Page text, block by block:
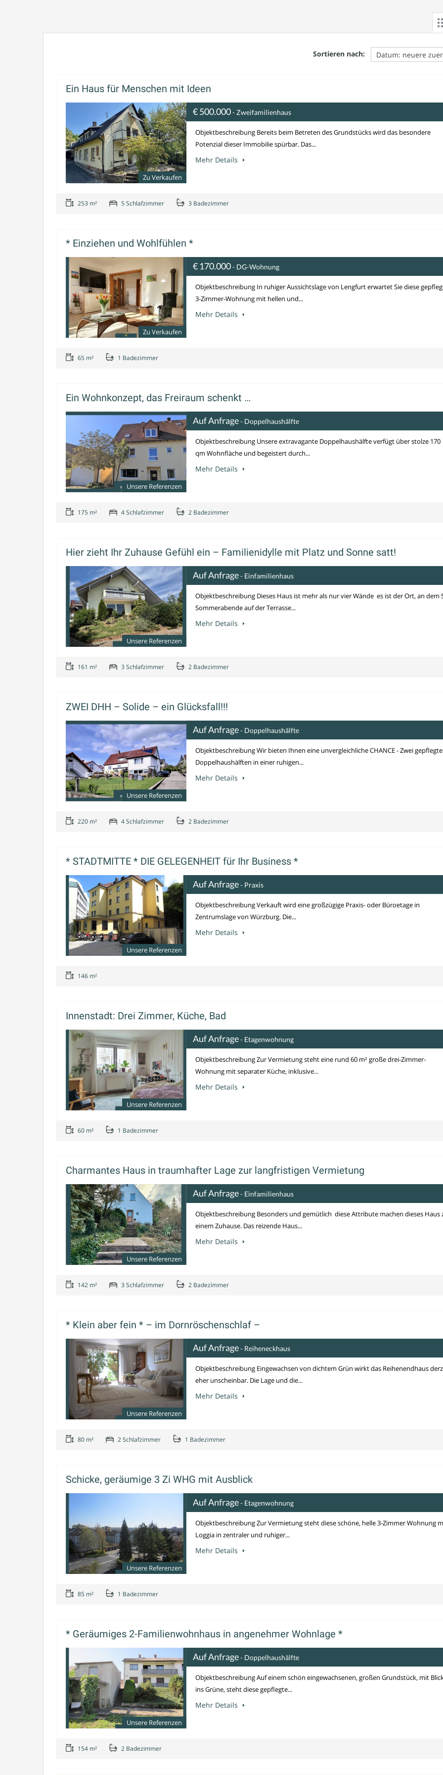
Mondao
Sortieren nach:
Ein Haus für Menschen mit Ideen
Zu Verkaufen
€ 500.000- Zweifamilienhaus
Objektbeschreibung Bereits beim Betreten des Grundstücks wird das besondere
Potenzial dieser Immobilie spürbar. Das...
Mehr Details
253 m² 5 Schlafzimmer 3 Badezimmer
* Einziehen und Wohlfühlen *
Zu Verkaufen
€ 170.000- DG-Wohnung
Objektbeschreibung In ruhiger Aussichtslage von Lengfurt erwartet Sie diese
3-Zimmer-Wohnung mit hellen und...
Mehr Details
65 m² 1 Badezimmer
Ein Wohnkonzept, das Freiraum schenkt …
Unsere Referenzen
Auf Anfrage- Doppelhaushälfte
Objektbeschreibung Unsere extravagante Doppelhaushälfte verfügt über stolze 170
qm Wohnfläche und begeistert durch...
Mehr Details
175 m² 4 Schlafzimmer 2 Badezimmer
Hier zieht Ihr Zuhause Gefühl ein – Familienidylle mit Platz und Sonne satt!
Unsere Referenzen
Auf Anfrage- Einfamilienhaus
Objektbeschreibung Dieses Haus ist mehr als nur vier Wände  es ist der Ort, an dem
Sommerabende auf der Terrasse...
Mehr Details
161 m² 3 Schlafzimmer 2 Badezimmer
ZWEI DHH – Solide – ein Glücksfall!!!
Unsere Referenzen
Auf Anfrage- Doppelhaushälfte
Objektbeschreibung Wir bieten Ihnen eine unvergleichliche CHANCE - Zwei gepflegte
Doppelhaushälften in einer ruhigen...
Mehr Details
220 m² 4 Schlafzimmer 2 Badezimmer
* STADTMITTE * DIE GELEGENHEIT für Ihr Business *
Unsere Referenzen
Auf Anfrage- Praxis
Objektbeschreibung Verkauft wird eine großzügige Praxis- oder Büroetage in
Zentrumslage von Würzburg. Die...
Mehr Details
146 m²
Innenstadt: Drei Zimmer, Küche, Bad
Unsere Referenzen
Auf Anfrage- Etagenwohnung
Objektbeschreibung Zur Vermietung steht eine rund 60 m² große drei-Zimmer-
Wohnung mit separater Küche, inklusive...
Mehr Details
60 m² 1 Badezimmer
Charmantes Haus in traumhafter Lage zur langfristigen Vermietung
Unsere Referenzen
Auf Anfrage- Einfamilienhaus
Objektbeschreibung Besonders und gemütlich  diese Attribute machen dieses Haus
einem Zuhause. Das reizende Haus...
Mehr Details
142 m² 3 Schlafzimmer 2 Badezimmer
* Klein aber fein * – im Dornröschenschlaf –
Unsere Referenzen
Auf Anfrage- Reiheneckhaus
Objektbeschreibung Eingewachsen von dichtem Grün wirkt das Reihenendhaus
eher unscheinbar. Die Lage und die...
Mehr Details
80 m² 2 Schlafzimmer 1 Badezimmer
Schicke, geräumige 3 Zi WHG mit Ausblick
Unsere Referenzen
Auf Anfrage- Etagenwohnung
Objektbeschreibung Zur Vermietung steht diese schöne, helle 3-Zimmer Wohnung
Loggia in zentraler und ruhiger...
Mehr Details
85 m² 1 Badezimmer
* Geräumiges 2-Familienwohnhaus in angenehmer Wohnlage *
Unsere Referenzen
Auf Anfrage- Doppelhaushälfte
Objektbeschreibung Auf einem schön eingewachsenen, großen Grundstück, mit
ins Grüne, steht diese gepflegte...
Mehr Details
154 m² 2 Badezimmer